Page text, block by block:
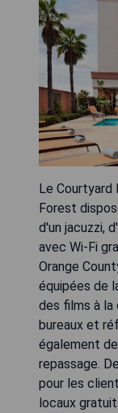
Le Courtyard
Forest
d'un jacuzzi,
avec Wi-Fi
Orange
équipées de
des films à la
bureaux et
également
repassage.
pour les
locaux